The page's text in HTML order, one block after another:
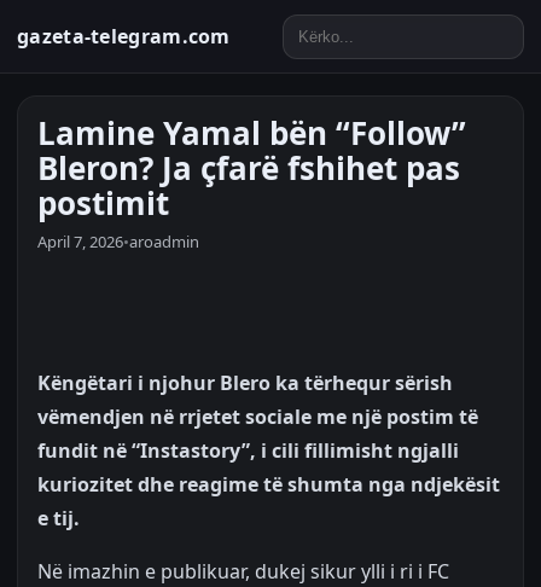
gazeta-telegram.com
Lamine Yamal bën “Follow”
Bleron? Ja çfarë fshihet pas
postimit
April 7, 2026•aroadmin
Këngëtari i njohur Blero ka tërhequr sërish
vëmendjen në rrjetet sociale me një postim të
fundit në “Instastory”, i cili fillimisht ngjalli
kuriozitet dhe reagime të shumta nga ndjekësit
e tij.
Në imazhin e publikuar, dukej sikur ylli i ri i FC